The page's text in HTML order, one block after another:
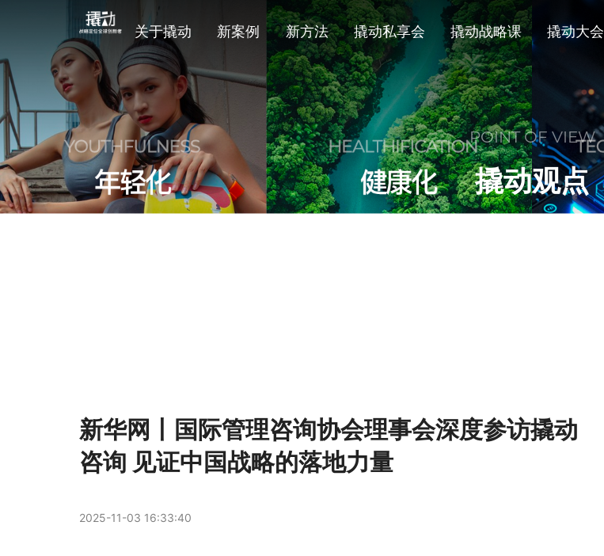
关于撬动 新案例 新方法 撬动私享会 撬动战略课 撬动大会
POINT OF VIEW
撬动观点
新华网丨国际管理咨询协会理事会深度参访撬动
咨询 见证中国战略的落地力量
2025-11-03 16:33:40